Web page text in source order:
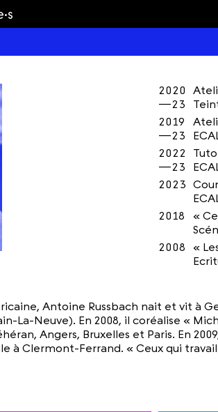
2020
—23
2019
—23
2022
—23
2023
2018
«
2008
«
Antoine Russbach nait et vit à
La-Neuve). En 2008, il coréalise «
Angers, Bruxelles et Paris. En
à Clermont-Ferrand. « Ceux qui